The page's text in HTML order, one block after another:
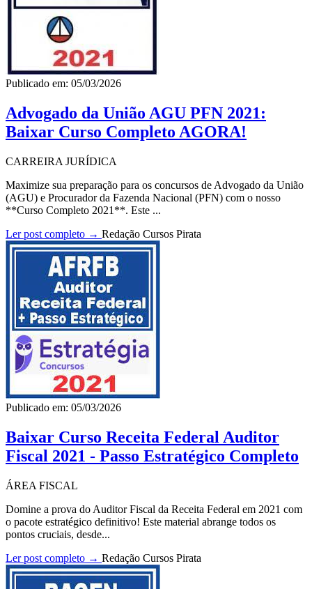
Publicado em: 05/03/2026
Advogado da União AGU PFN 2021:
Baixar Curso Completo AGORA!
CARREIRA JURÍDICA
Maximize sua preparação para os concursos de Advogado da União
(AGU) e Procurador da Fazenda Nacional (PFN) com o nosso
**Curso Completo 2021**. Este ...
Ler post completo → Redação Cursos Pirata
Publicado em: 05/03/2026
Baixar Curso Receita Federal Auditor
Fiscal 2021 - Passo Estratégico Completo
ÁREA FISCAL
Domine a prova do Auditor Fiscal da Receita Federal em 2021 com
o pacote estratégico definitivo! Este material abrange todos os
pontos cruciais, desde...
Ler post completo → Redação Cursos Pirata